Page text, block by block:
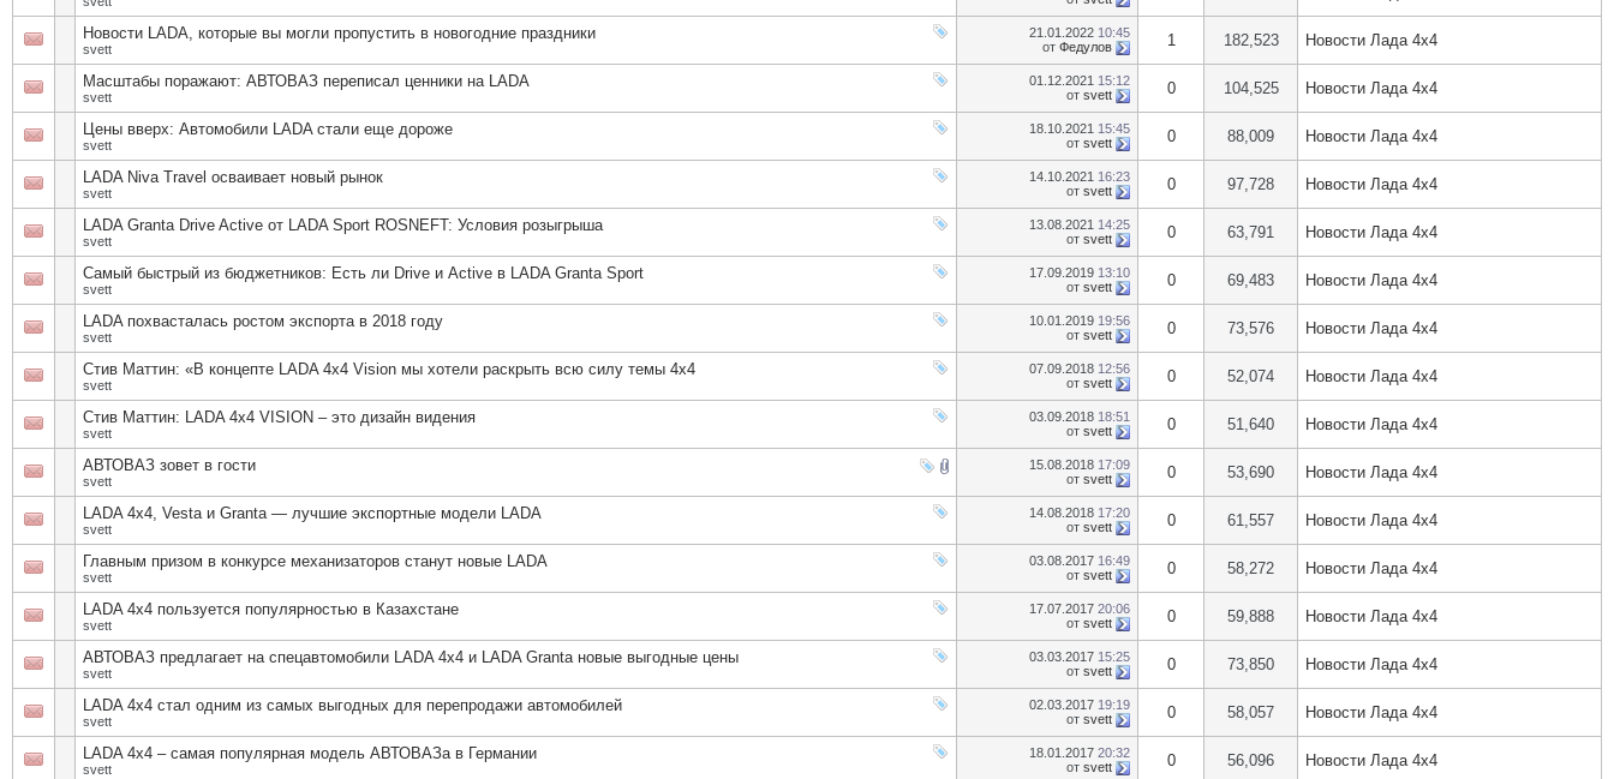
Новости LADA, которые вы могли пропустить в новогодние праздники
svett
21.01.2022 10:45
от Федулов 1 182,523 Новости Лада 4х4
Масштабы поражают: АВТОВАЗ переписал ценники на LADA
svett
01.12.2021 15:12
от svett 0 104,525 Новости Лада 4х4
Цены вверх: Автомобили LADA стали еще дороже
svett
18.10.2021 15:45
от svett 0 88,009 Новости Лада 4х4
LADA Niva Travel осваивает новый рынок
svett
14.10.2021 16:23
от svett 0 97,728 Новости Лада 4х4
LADA Granta Drive Active от LADA Sport ROSNEFT: Условия розыгрыша
svett
13.08.2021 14:25
от svett 0 63,791 Новости Лада 4х4
Самый быстрый из бюджетников: Есть ли Drive и Active в LADA Granta Sport
svett
17.09.2019 13:10
от svett 0 69,483 Новости Лада 4х4
LADA похвасталась ростом экспорта в 2018 году
svett
10.01.2019 19:56
от svett 0 73,576 Новости Лада 4х4
Стив Маттин: «В концепте LADA 4x4 Vision мы хотели раскрыть всю силу темы 4х4
svett
07.09.2018 12:56
от svett 0 52,074 Новости Лада 4х4
Стив Маттин: LADA 4x4 VISION – это дизайн видения
svett
03.09.2018 18:51
от svett 0 51,640 Новости Лада 4х4
АВТОВАЗ зовет в гости
svett
15.08.2018 17:09
от svett 0 53,690 Новости Лада 4х4
LADA 4х4, Vesta и Granta — лучшие экспортные модели LADA
svett
14.08.2018 17:20
от svett 0 61,557 Новости Лада 4х4
Главным призом в конкурсе механизаторов станут новые LADA
svett
03.08.2017 16:49
от svett 0 58,272 Новости Лада 4х4
LADA 4х4 пользуется популярностью в Казахстане
svett
17.07.2017 20:06
от svett 0 59,888 Новости Лада 4х4
АВТОВАЗ предлагает на спецавтомобили LADA 4x4 и LADA Granta новые выгодные цены
svett
03.03.2017 15:25
от svett 0 73,850 Новости Лада 4х4
LADA 4х4 стал одним из самых выгодных для перепродажи автомобилей
svett
02.03.2017 19:19
от svett 0 58,057 Новости Лада 4х4
LADA 4х4 – самая популярная модель АВТОВАЗа в Германии
svett
18.01.2017 20:32
от svett 0 56,096 Новости Лада 4х4